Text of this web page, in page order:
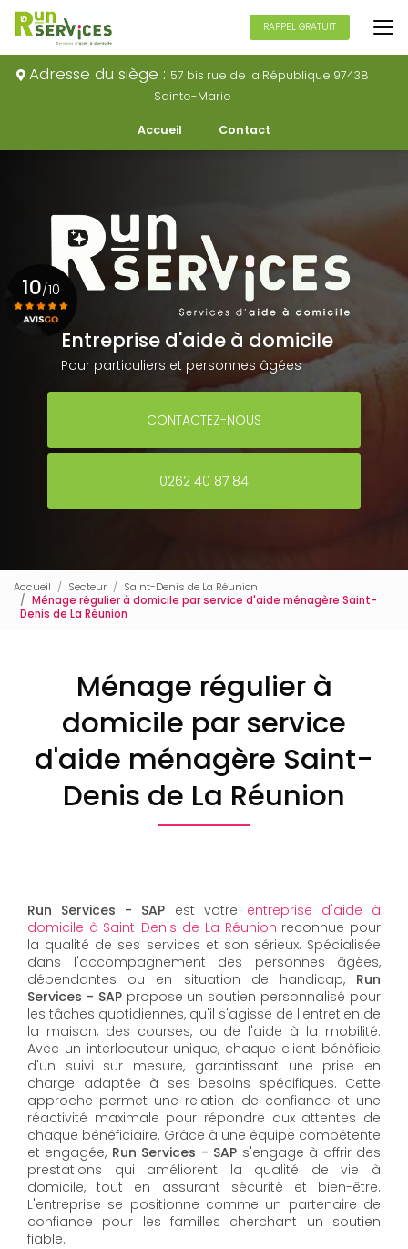
Aller
au
principal
Adresse du siège : 57 bis rue de la République 97438
Sainte-Marie
Accueil Contact
RAPPEL GRATUIT
Entreprise d'aide à domicile
Pour particuliers et personnes âgées
CONTACTEZ-NOUS
0262 40 87 84
10/10
Voir le certificat
Accueil Secteur
Saint-Denis de La Réunion
Ménage régulier à domicile par service d'aide ménagère Saint-
Denis de La Réunion
Ménage régulier à
domicile par service
d'aide ménagère Saint-
Denis de La Réunion
Run Services - SAP est votre entreprise d'aide à
domicile à Saint-Denis de La Réunion reconnue pour
la qualité de ses services et son sérieux. Spécialisée
dans l'accompagnement des personnes âgées,
dépendantes ou en situation de handicap, Run
Services - SAP propose un soutien personnalisé pour
les tâches quotidiennes, qu'il s'agisse de l'entretien de
la maison, des courses, ou de l'aide à la mobilité.
Avec un interlocuteur unique, chaque client bénéficie
d'un suivi sur mesure, garantissant une prise en
charge adaptée à ses besoins spécifiques. Cette
approche permet une relation de confiance et une
réactivité maximale pour répondre aux attentes de
chaque bénéficiaire. Grâce à une équipe compétente
et engagée, Run Services - SAP s'engage à offrir des
prestations qui améliorent la qualité de vie à
domicile, tout en assurant sécurité et bien-être.
L'entreprise se positionne comme un partenaire de
confiance pour les familles cherchant un soutien
fiable.